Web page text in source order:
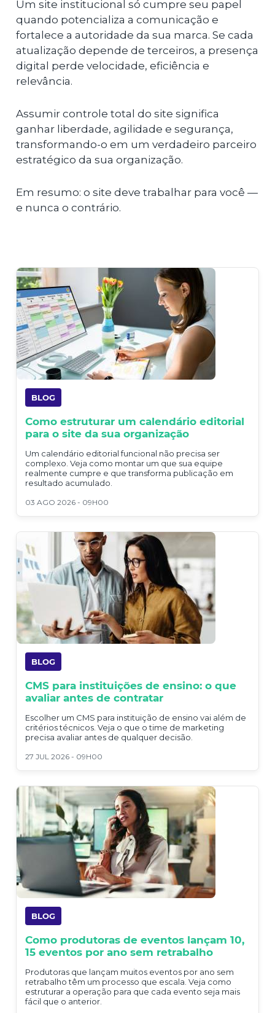
Um site institucional só cumpre seu papel
quando potencializa a comunicação e
fortalece a autoridade da sua marca. Se cada
atualização depende de terceiros, a presença
digital perde velocidade, eficiência e
relevância.
Assumir controle total do site significa
ganhar liberdade, agilidade e segurança,
transformando-o em um verdadeiro parceiro
estratégico da sua organização.
Em resumo: o site deve trabalhar para você —
e nunca o contrário.
BLOG
Como estruturar um calendário editorial
para o site da sua organização
Um calendário editorial funcional não precisa ser
complexo. Veja como montar um que sua equipe
realmente cumpre e que transforma publicação em
resultado acumulado.
03 AGO 2026 - 09H00
BLOG
CMS para instituições de ensino: o que
avaliar antes de contratar
Escolher um CMS para instituição de ensino vai além de
critérios técnicos. Veja o que o time de marketing
precisa avaliar antes de qualquer decisão.
27 JUL 2026 - 09H00
BLOG
Como produtoras de eventos lançam 10,
15 eventos por ano sem retrabalho
Produtoras que lançam muitos eventos por ano sem
retrabalho têm um processo que escala. Veja como
estruturar a operação para que cada evento seja mais
fácil que o anterior.